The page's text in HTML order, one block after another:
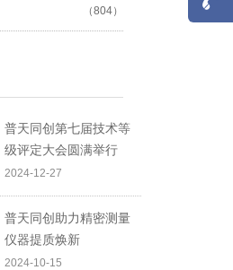
（804）
普天同创第七届技术等
级评定大会圆满举行
2024-12-27
普天同创助力精密测量
仪器提质焕新
2024-10-15